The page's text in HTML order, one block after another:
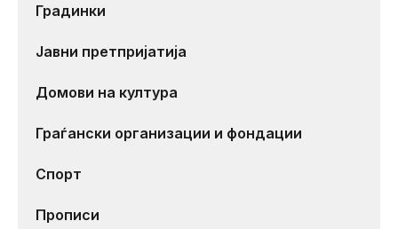
Градинки
Јавни претпријатија
Домови на култура
Граѓански организации и фондации
Спорт
Прописи